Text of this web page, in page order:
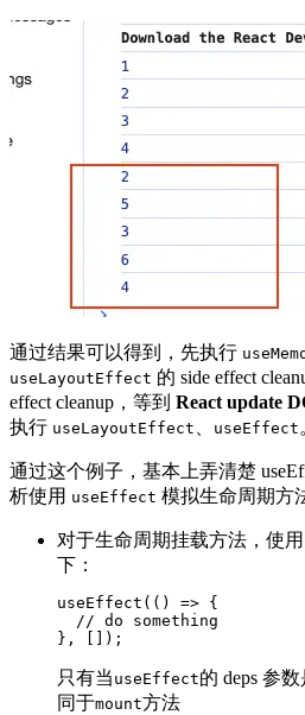
通过结果可以得到，先执行
useLayoutEffect 的 side effect
effect cleanup，等到 React update
执行 useLayoutEffect 、 useEffect
通过这个例子，基本上弄清楚
析使用 useEffect 模拟生命周期方
对于生命周期挂载方法，使用
下：
useEffect(() => {
  // do something
只有当 useEffect的 deps 参
同于mount方法